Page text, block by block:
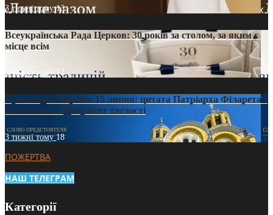
3 тижні тому13
Всеукраїнська Рада Церков: 30 років за столом, за яким є
місце всім
3 тижні тому12
Проповідь Епіфанія 15 липня: цитата Патріарха Філарета з
його амвона. Документ тяглості
3 тижні тому18
ПОЖЕРТВА
НАШ ТЕЛЕГРАМ
Категорії